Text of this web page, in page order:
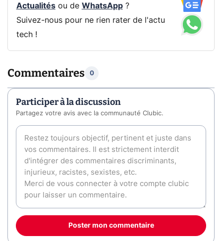
Actualitésou de WhatsApp?
Suivez-nous pour ne rien rater de l'actu
tech !
Commentaires 0
Participer à la discussion
Partagez votre avis avec la communauté Clubic.
Poster mon commentaire